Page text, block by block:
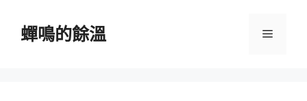
蟬鳴的餘溫 選